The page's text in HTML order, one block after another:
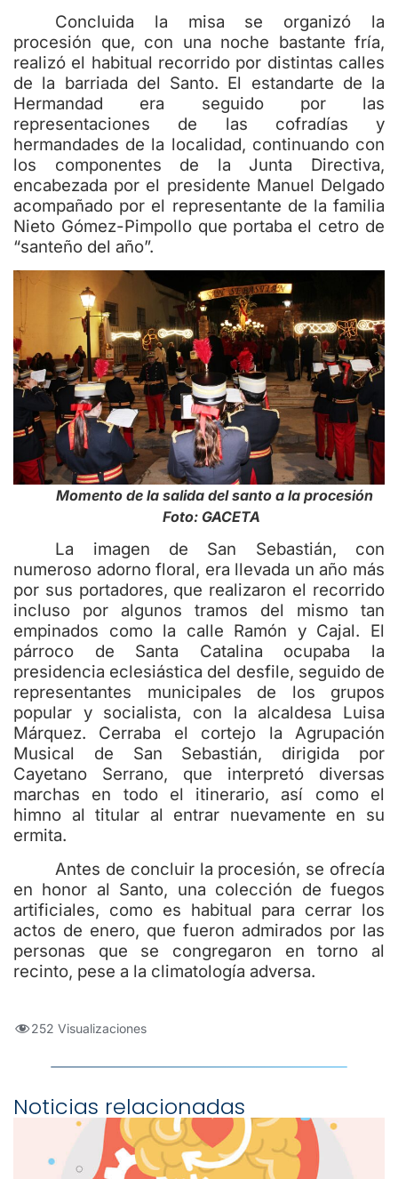
Concluida la misa se organizó la
procesión que, con una noche bastante fría,
realizó el habitual recorrido por distintas calles
de la barriada del Santo. El estandarte de la
Hermandad era seguido por las
representaciones de las cofradías y
hermandades de la localidad, continuando con
los componentes de la Junta Directiva,
encabezada por el presidente Manuel Delgado
acompañado por el representante de la familia
Nieto Gómez-Pimpollo que portaba el cetro de
“santeño del año”.
Momento de la salida del santo a la procesión
Foto: GACETA
La imagen de San Sebastián, con
numeroso adorno floral, era llevada un año más
por sus portadores, que realizaron el recorrido
incluso por algunos tramos del mismo tan
empinados como la calle Ramón y Cajal. El
párroco de Santa Catalina ocupaba la
presidencia eclesiástica del desfile, seguido de
representantes municipales de los grupos
popular y socialista, con la alcaldesa Luisa
Márquez. Cerraba el cortejo la Agrupación
Musical de San Sebastián, dirigida por
Cayetano Serrano, que interpretó diversas
marchas en todo el itinerario, así como el
himno al titular al entrar nuevamente en su
ermita.
Antes de concluir la procesión, se ofrecía
en honor al Santo, una colección de fuegos
artificiales, como es habitual para cerrar los
actos de enero, que fueron admirados por las
personas que se congregaron en torno al
recinto, pese a la climatología adversa.
252 Visualizaciones
Noticias relacionadas